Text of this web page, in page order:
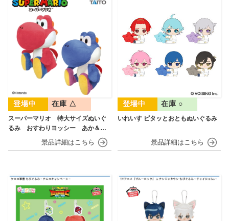
スーパーマリオ 特大サイズぬいぐ
るみ おすわりヨッシー あか＆あ
在庫 △
いれいす ピタッとおともぬいぐるみ
在庫 ○